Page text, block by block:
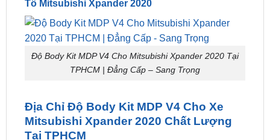
MDP V4 và yêu cầu của khách hàng.
Tùy Chọn và Phong Cách Body Kit MDP V4 Ô
Tô Mitsubishi Xpander 2020
Độ Body Kit MDP V4 Cho Mitsubishi Xpander 2020 Tại
TPHCM | Đẳng Cấp – Sang Trọng